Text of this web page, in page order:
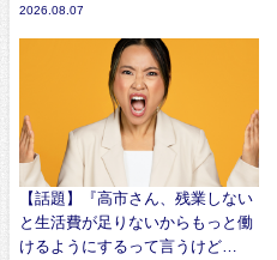
2026.08.07
【話題】『高市さん、残業しない
と生活費が足りないからもっと働
けるようにするって言うけど…